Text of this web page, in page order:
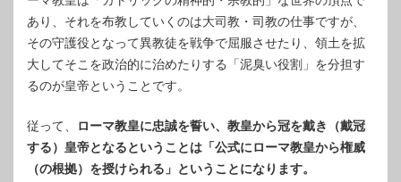
あり、それを布教していくのは大司教・司教の仕事ですが、
その守護役となって異教徒を戦争で屈服させたり、領土を拡
大してそこを政治的に治めたりする「泥臭い役割」を分担す
るのが皇帝ということです。
従って、
ローマ教皇に忠誠を誓い、教皇から冠を戴き（戴冠
する）皇帝となるということは「公式にローマ教皇から権威
（の根拠）を授けられる」ということになります。